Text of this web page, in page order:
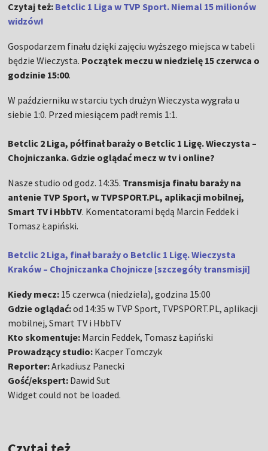
Czytaj też: Betclic 1 Liga w TVP Sport. Niemal 15 milionów
widzów!
Gospodarzem finału dzięki zajęciu wyższego miejsca w tabeli
będzie Wieczysta. Początek meczu w niedzielę 15 czerwca o
godzinie 15:00.
W październiku w starciu tych drużyn Wieczysta wygrała u
siebie 1:0. Przed miesiącem padł remis 1:1.
Betclic 2 Liga, półfinał baraży o Betclic 1 Ligę. Wieczysta –
Chojniczanka. Gdzie oglądać mecz w tv i online?
Nasze studio od godz. 14:35. Transmisja finału baraży na
antenie TVP Sport, w TVPSPORT.PL, aplikacji mobilnej,
Smart TV i HbbTV. Komentatorami będą Marcin Feddek i
Tomasz Łapiński.
Betclic 2 Liga, finał baraży o Betclic 1 Ligę. Wieczysta
Kraków – Chojniczanka Chojnicze [szczegóły transmisji]
Kiedy mecz: 15 czerwca (niedziela), godzina 15:00
Gdzie oglądać:od 14:35 w TVP Sport, TVPSPORT.PL, aplikacji
mobilnej, Smart TV i HbbTV
Kto skomentuje: Marcin Feddek, Tomasz Łapiński
Prowadzący studio: Kacper Tomczyk
Reporter:Arkadiusz Panecki
Gość/ekspert: Dawid Sut
Widget could not be loaded.